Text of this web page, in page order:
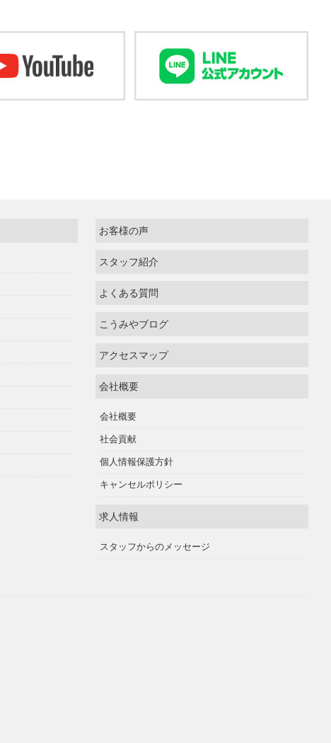
お客様の声
スタッフ紹介
よくある質問
こうみやブログ
アクセスマップ
会社概要
会社概要
社会貢献
個人情報保護方針
キャンセルポリシー
求人情報
スタッフからのメッセージ